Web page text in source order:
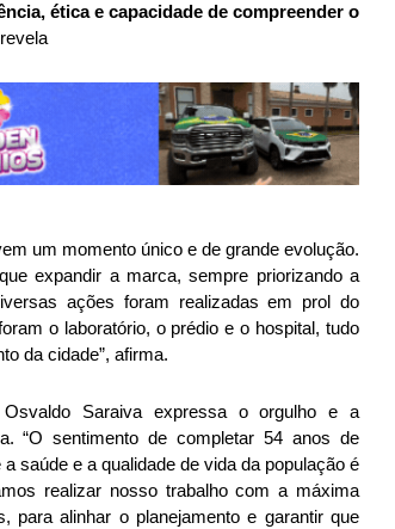
ética e capacidade de compreender o
um momento único e de grande evolução.
expandir a marca, sempre priorizando a
ações foram realizadas em prol do
o laboratório, o prédio e o hospital, tudo
da cidade”, afirma.
Saraiva expressa o orgulho e a
“O sentimento de completar 54 anos de
saúde e a qualidade de vida da população é
realizar nosso trabalho com a máxima
para alinhar o planejamento e garantir que